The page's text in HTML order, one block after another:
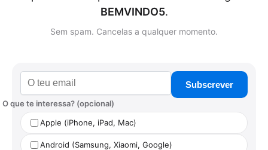
BEMVINDO5.
Sem spam. Cancelas a qualquer momento.
Subscrever
O que te interessa? (opcional)
Apple (iPhone, iPad, Mac)
Android (Samsung, Xiaomi, Google)